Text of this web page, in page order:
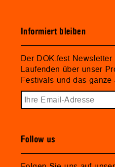
Informiert bleiben
Der DOK.fest
Laufenden über unser
Festivals und das ganze
Follow us